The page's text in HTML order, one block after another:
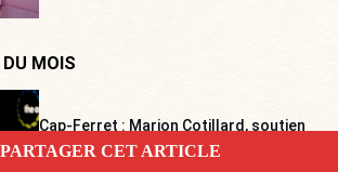
MOIS
Cap-Ferret : Marion Cotillard, soutien
des Soulèvements de la Terre,
PARTAGER CET ARTICLE